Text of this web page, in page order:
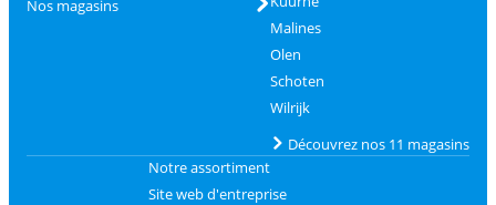
Nos magasins
Malines
Olen
Schoten
Wilrijk
Découvrez nos 11 magasins
Notre assortiment
Site web d'entreprise